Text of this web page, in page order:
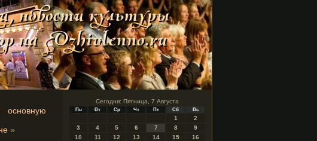
основную
»
Сегодня: Пятница, 7 Августа
Пн Вт Ср Чт Пт Сб Вс
1
2
3
4 5 6 7 8
9
10
11 12 13 14 15
16